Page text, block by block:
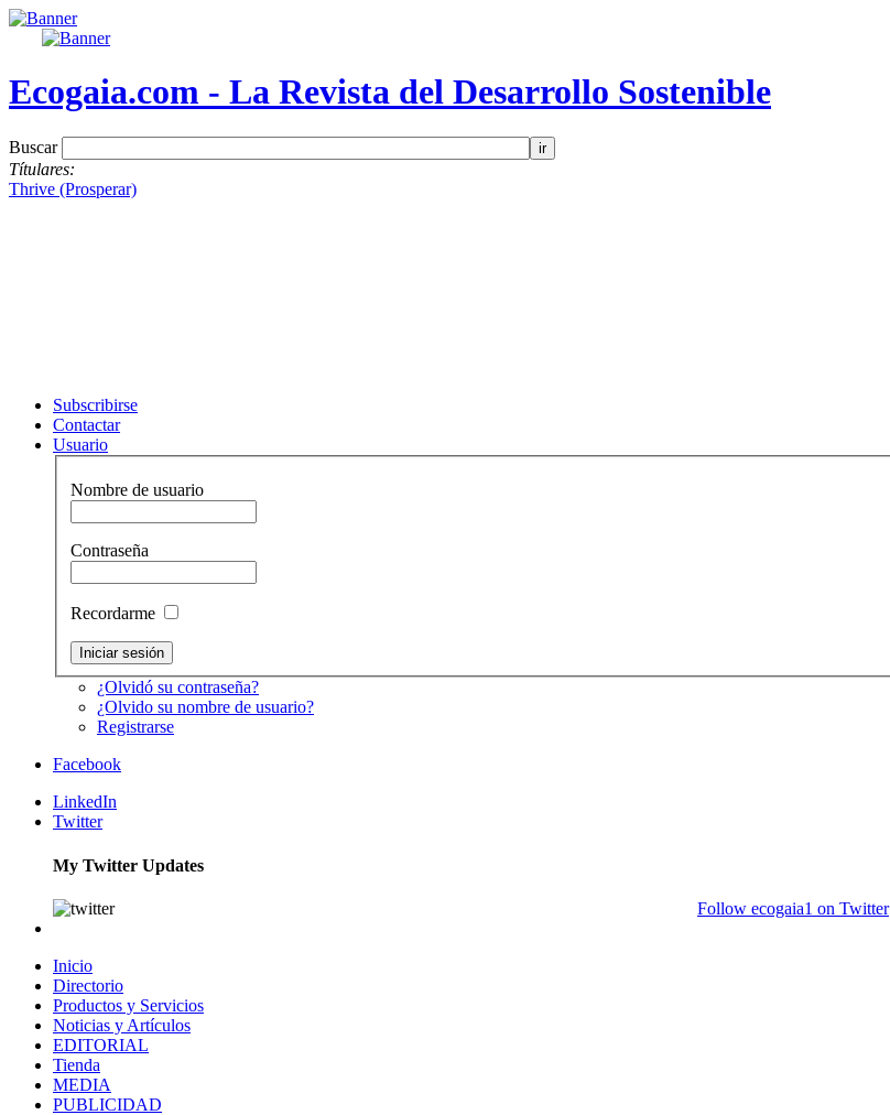
Ecogaia.com - La Revista del Desarrollo Sostenible
Buscar
Títulares:
Thrive (Prosperar)
Subscribirse
Contactar
Usuario
Nombre de usuario
Contraseña
Recordarme
¿Olvidó su contraseña?
¿Olvido su nombre de usuario?
Registrarse
Facebook
LinkedIn
Twitter
My Twitter Updates
Follow ecogaia1 on Twitter
Inicio
Directorio
Productos y Servicios
Noticias y Artículos
EDITORIAL
Tienda
MEDIA
PUBLICIDAD